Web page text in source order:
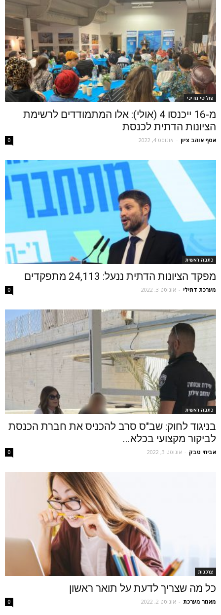
פוליטי מדיני
מ-16 ייכנסו 4 (אולי): אלו המתמודדים לרשימת
הציונות הדתית לכנסת
אסף אוהב ציון - אוגוסט 4, 2022 0
כתבה ראשית
מפקד הציונות הדתית ננעל: 24,113 מתפקדים
מערכת דתילי - אוגוסט 3, 2022 0
כתבה ראשית
בניגוד לחוק: שב"ס סרב להכניס את חברת הכנסת
לביקור מקצועי בכלא...
אביחי טבק - אוגוסט 3, 2022 0
צרכנות
כל מה שצריך לדעת על תואר ראשון
מאמר מערכת - אוגוסט 2, 2022 0